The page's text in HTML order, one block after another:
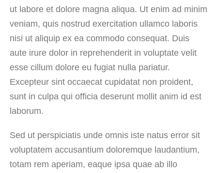
ut labore et dolore magna aliqua. Ut enim ad minim
veniam, quis nostrud exercitation ullamco laboris
nisi ut aliquip ex ea commodo consequat. Duis
aute irure dolor in reprehenderit in voluptate velit
esse cillum dolore eu fugiat nulla pariatur.
Excepteur sint occaecat cupidatat non proident,
sunt in culpa qui officia deserunt mollit anim id est
laborum.
Sed ut perspiciatis unde omnis iste natus error sit
voluptatem accusantium doloremque laudantium,
totam rem aperiam, eaque ipsa quae ab illo